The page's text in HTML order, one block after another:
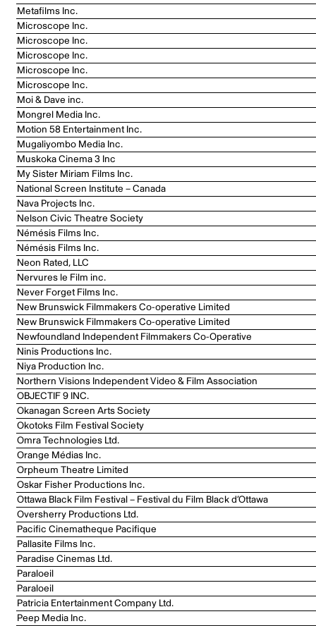
Metafilms Inc.
Microscope Inc.
Microscope Inc.
Microscope Inc.
Microscope Inc.
Microscope Inc.
Moi & Dave inc.
Mongrel Media Inc.
Motion 58 Entertainment Inc.
Mugaliyombo Media Inc.
Muskoka Cinema 3 Inc
My Sister Miriam Films Inc.
National Screen Institute – Canada
Nava Projects Inc.
Nelson Civic Theatre Society
Némésis Films Inc.
Némésis Films Inc.
Neon Rated, LLC
Nervures le Film inc.
Never Forget Films Inc.
New Brunswick Filmmakers Co-operative Limited
New Brunswick Filmmakers Co-operative Limited
Newfoundland Independent Filmmakers Co-Operative
Ninis Productions Inc.
Niya Production Inc.
Northern Visions Independent Video & Film Association
OBJECTIF 9 INC.
Okanagan Screen Arts Society
Okotoks Film Festival Society
Omra Technologies Ltd.
Orange Médias Inc.
Orpheum Theatre Limited
Oskar Fisher Productions Inc.
Ottawa Black Film Festival – Festival du Film Black d’Ottawa
Oversherry Productions Ltd.
Pacific Cinematheque Pacifique
Pallasite Films Inc.
Paradise Cinemas Ltd.
Paraloeil
Paraloeil
Patricia Entertainment Company Ltd.
Peep Media Inc.